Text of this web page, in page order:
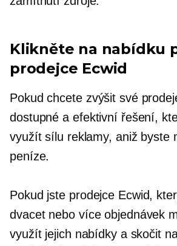
Klikněte na nabídku
prodejce Ecwid
Pokud chcete zvýšit své
dostupné a efektivní řešení,
využít sílu reklamy, aniž byste
peníze.
Pokud jste prodejce Ecwid,
dvacet nebo více objednávek
využít jejich nabídky a skočit